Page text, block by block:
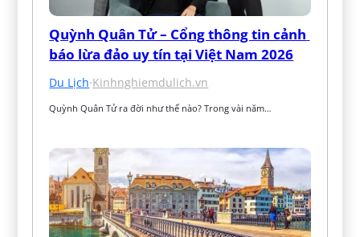
Quỳnh Quân Tử – Cổng thông tin cảnh
báo lừa đảo uy tín tại Việt Nam 2026
Du Lịch·Kinhnghiemdulich.vn
Quỳnh Quân Tử ra đời như thế nào? Trong vài năm…